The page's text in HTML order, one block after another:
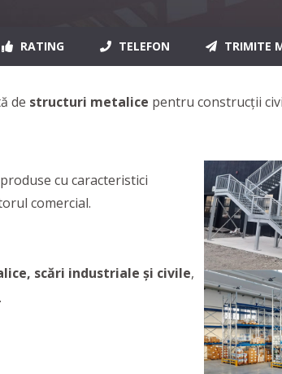
RATING TELEFON TRIMITE
de structuri metalice pentru construcții
cu caracteristici
comercial.
scări industriale și civile,